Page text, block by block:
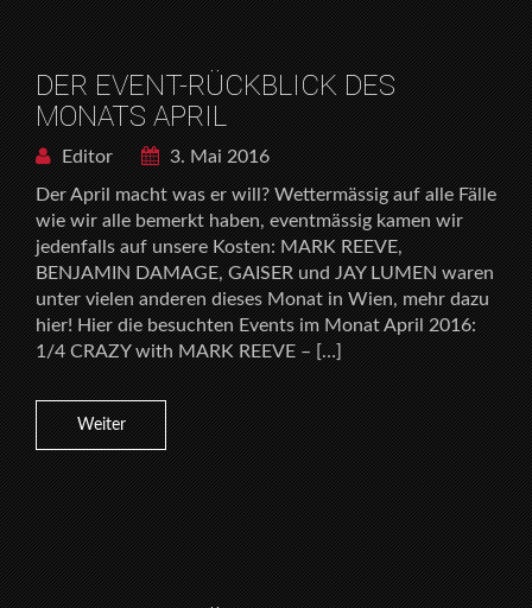
DER EVENT-RÜCKBLICK DES
MONATS APRIL
Editor
3. Mai 2016
Der April macht was er will? Wettermässig auf alle Fälle
wie wir alle bemerkt haben, eventmässig kamen wir
jedenfalls auf unsere Kosten: MARK REEVE,
BENJAMIN DAMAGE, GAISER und JAY LUMEN waren
unter vielen anderen dieses Monat in Wien, mehr dazu
hier! Hier die besuchten Events im Monat April 2016:
1/4 CRAZY with MARK REEVE – […]
Weiter